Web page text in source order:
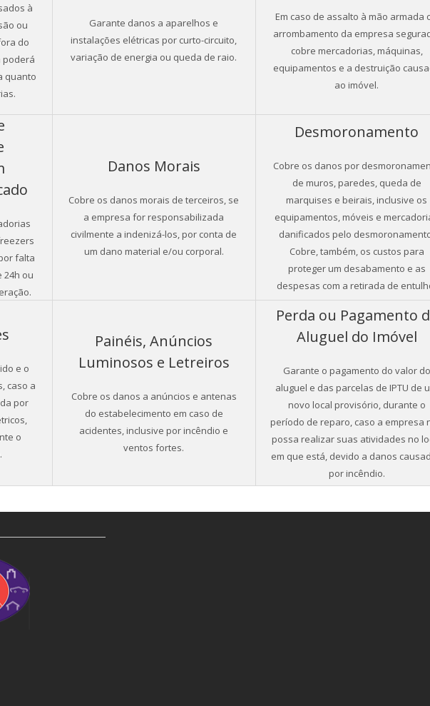
à
ou
do
poderá
quanto
Garante danos a aparelhos e
instalações elétricas por curto-circuito,
variação de energia ou queda de raio.
Em caso de assalto à mão armada
arrombamento da empresa
cobre mercadorias, máquinas,
equipamentos e a destruição
ao imóvel.
falta
24h ou
Danos Morais
Cobre os danos morais de terceiros, se
a empresa for responsabilizada
civilmente a indenizá-los, por conta de
um dano material e/ou corporal.
Desmoronamento
Cobre os danos por
de muros, paredes, queda de
marquises e beirais, inclusive os
equipamentos, móveis e
danificados pelo
Cobre, também, os custos para
proteger um desabamento e as
despesas com a retirada de
e o
caso a
por
o
Painéis, Anúncios
Luminosos e Letreiros
Cobre os danos a anúncios e antenas
do estabelecimento em caso de
acidentes, inclusive por incêndio e
ventos fortes.
Perda ou Pagamento
Aluguel do Imóvel
Garante o pagamento do valor do
aluguel e das parcelas de IPTU de
novo local provisório, durante o
período de reparo, caso a empresa
possa realizar suas atividades no
em que está, devido a danos
por incêndio.